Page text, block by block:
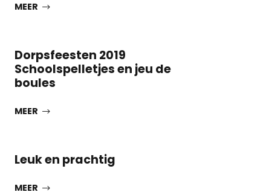
MEER
Dorpsfeesten 2019
Schoolspelletjes en jeu de
boules
MEER
Leuk en prachtig
MEER